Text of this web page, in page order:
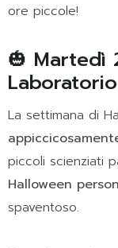
ore piccole!
🎃 Martedì
La settimana di
piccoli scienziati
Halloween
spaventoso.